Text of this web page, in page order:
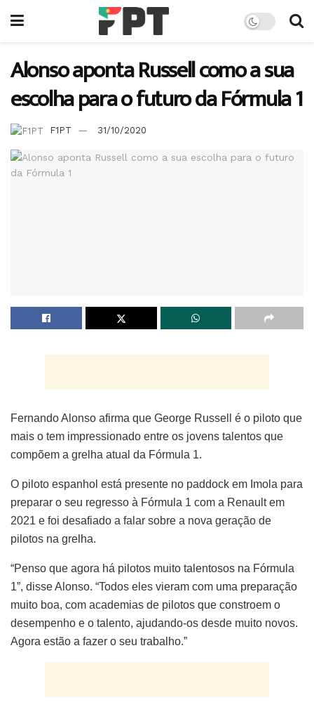
Alonso aponta Russell como a sua
escolha para o futuro da Fórmula 1
F1PT 31/10/2020
Fernando Alonso afirma que George Russell é o piloto que
mais o tem impressionado entre os jovens talentos que
compõem a grelha atual da Fórmula 1.
O piloto espanhol está presente no paddock em Imola para
preparar o seu regresso à Fórmula 1 com a Renault em
2021 e foi desafiado a falar sobre a nova geração de
pilotos na grelha.
“Penso que agora há pilotos muito talentosos na Fórmula
1”, disse Alonso. “Todos eles vieram com uma preparação
muito boa, com academias de pilotos que constroem o
desempenho e o talento, ajudando-os desde muito novos.
Agora estão a fazer o seu trabalho.”